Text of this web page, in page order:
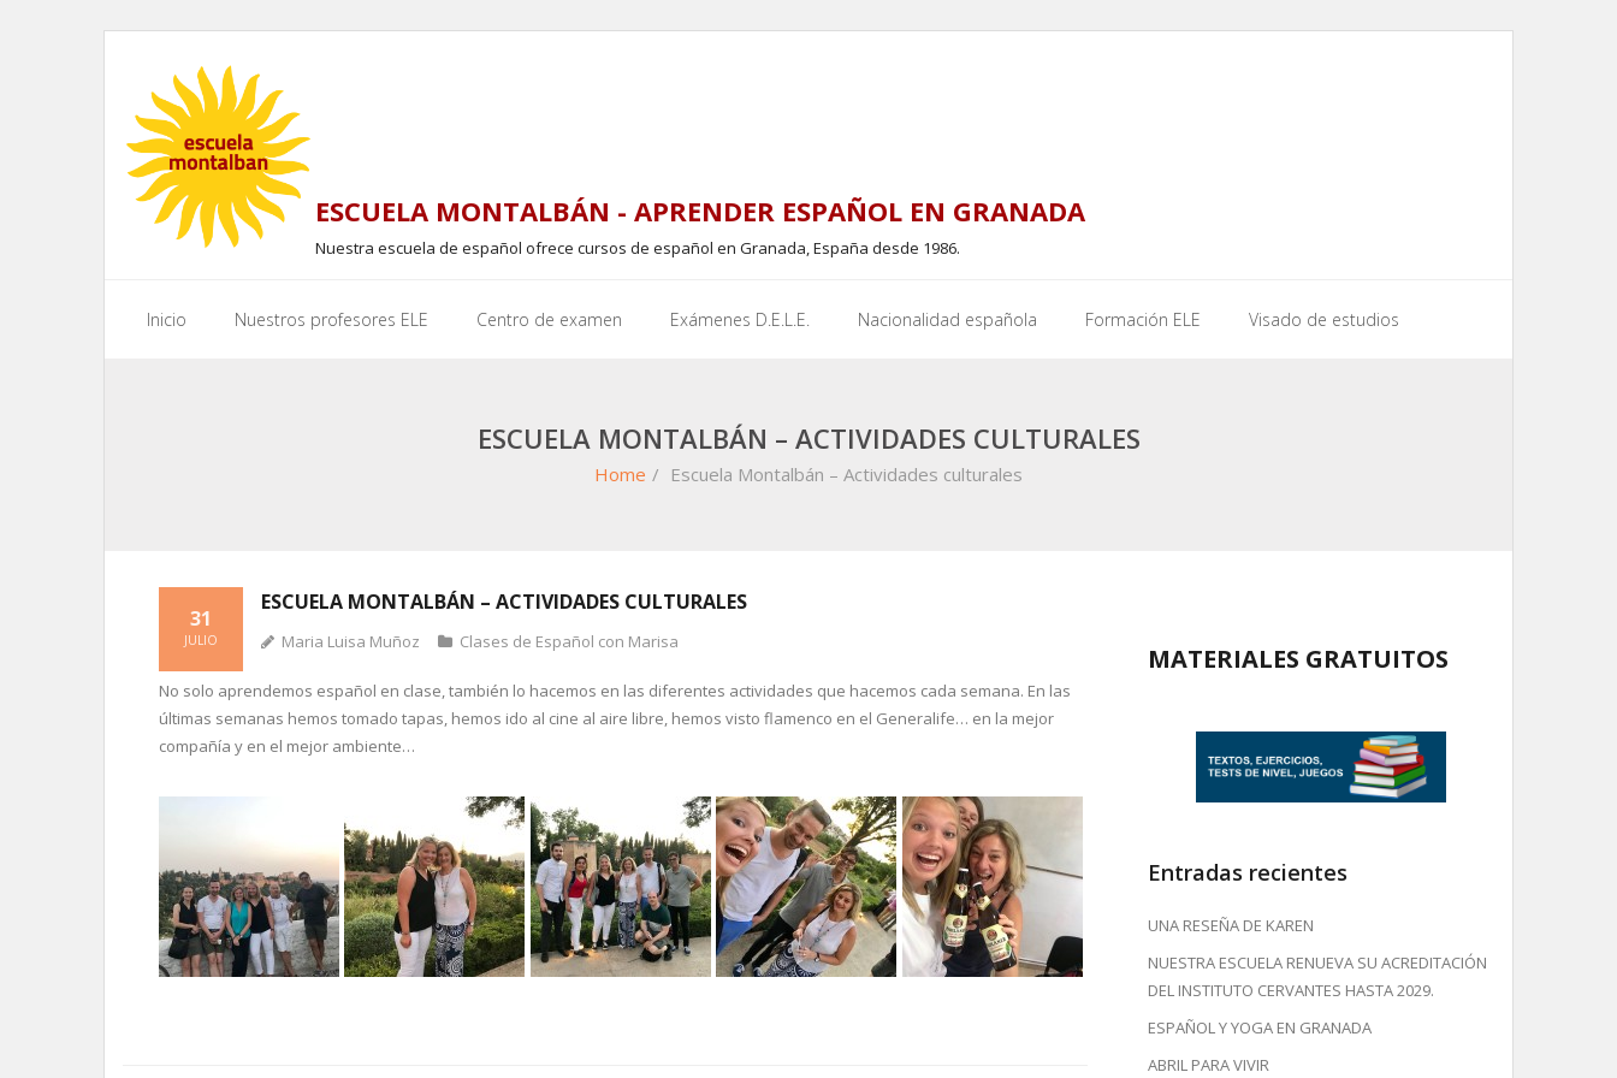
content
ESCUELA MONTALBÁN - APRENDER ESPAÑOL EN GRANADA
Nuestra escuela de español ofrece cursos de español en Granada, España desde 1986.
Inicio Nuestros profesores ELE Centro de examen Exámenes D.E.L.E. Nacionalidad española Formación ELE Visado de estudios
ESCUELA MONTALBÁN – ACTIVIDADES CULTURALES
Home / Escuela Montalbán – Actividades culturales
ESCUELA MONTALBÁN – ACTIVIDADES CULTURALES
31
JULIO Maria Luisa Muñoz Clases de Español con Marisa
No solo aprendemos español en clase, también lo hacemos en las diferentes actividades que hacemos cada semana. En las
últimas semanas hemos tomado tapas, hemos ido al cine al aire libre, hemos visto flamenco en el Generalife… en la mejor
compañía y en el mejor ambiente…
MATERIALES GRATUITOS
Entradas recientes
UNA RESEÑA DE KAREN
NUESTRA ESCUELA RENUEVA SU ACREDITACIÓN
DEL INSTITUTO CERVANTES HASTA 2029.
ESPAÑOL Y YOGA EN GRANADA
ABRIL PARA VIVIR